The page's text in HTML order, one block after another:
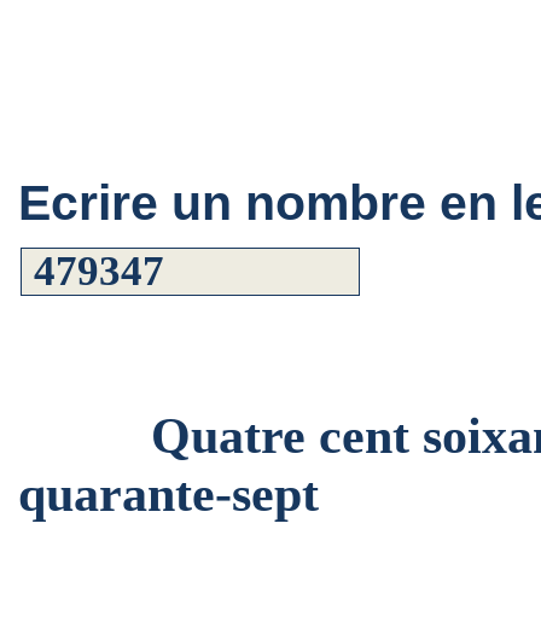
Ecrire un nombre en
Quatre cent
quarante-sept